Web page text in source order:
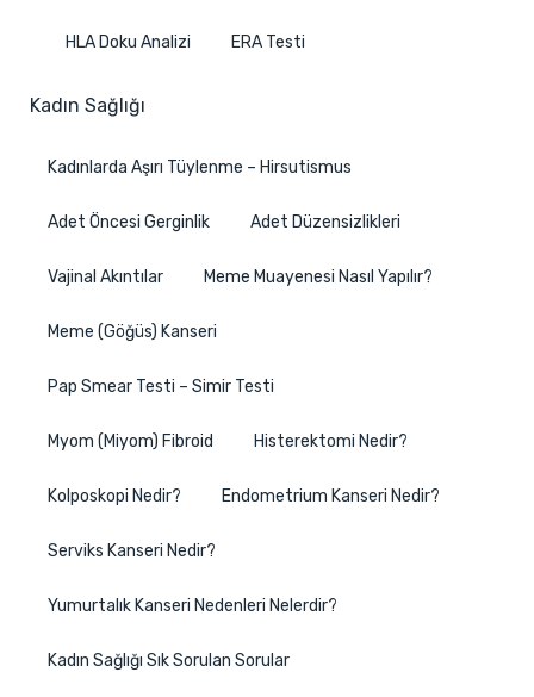
HLA Doku Analizi ERA Testi
Kadın Sağlığı
Kadınlarda Aşırı Tüylenme – Hirsutismus
Adet Öncesi Gerginlik Adet Düzensizlikleri
Vajinal Akıntılar Meme Muayenesi Nasıl Yapılır?
Meme (Göğüs) Kanseri
Pap Smear Testi – Simir Testi
Myom (Miyom) Fibroid Histerektomi Nedir?
Kolposkopi Nedir? Endometrium Kanseri Nedir?
Serviks Kanseri Nedir?
Yumurtalık Kanseri Nedenleri Nelerdir?
Kadın Sağlığı Sık Sorulan Sorular